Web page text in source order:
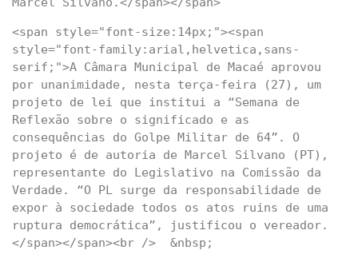
<span style="font-size:14px;"><span
style="font-family:arial,helvetica,sans-
serif;">A Câmara Municipal de Macaé aprovou
por unanimidade, nesta terça-feira (27), um
projeto de lei que institui a “Semana de
Reflexão sobre o significado e as
consequências do Golpe Militar de 64”. O
projeto é de autoria de Marcel Silvano (PT),
representante do Legislativo na Comissão da
Verdade. “O PL surge da responsabilidade de
expor à sociedade todos os atos ruins de uma
ruptura democrática”, justificou o vereador.